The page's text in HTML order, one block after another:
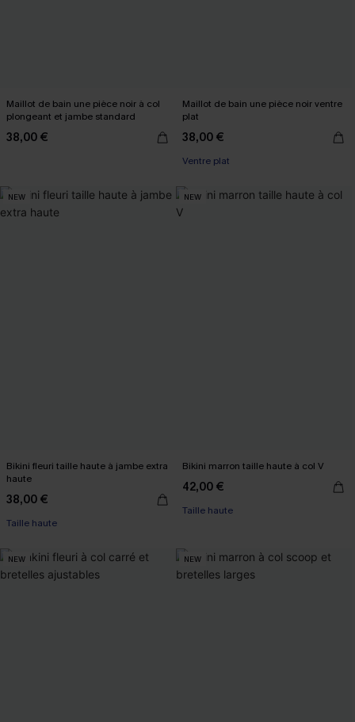
Maillot de bain une pièce noir à col
plongeant et jambe standard
38,00 €
Maillot de bain une pièce noir ventre
plat
38,00 €
Ventre plat
NEW
Bikini fleuri taille haute à jambe extra
haute
38,00 €
Taille haute
NEW
Bikini marron taille haute à col V
42,00 €
Taille haute
NEW NEW